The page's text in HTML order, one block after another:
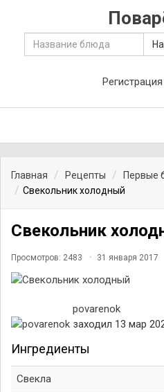
Регистрация
Главная Рецепты Первые
Свекольник холодный
Свекольник
Просмотров: 2483 31 января 2017
povarenok
заходил 13 мар
Ингредиенты
Свекла